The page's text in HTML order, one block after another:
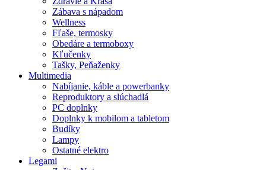
Zábava s nápadom
Wellness
Fľaše, termosky
Obedáre a termoboxy
Kľučenky
Tašky, Peňaženky
Multimedia
Nabíjanie, káble a powerbanky
Reproduktory a slúchadlá
PC doplnky
Doplnky k mobilom a tabletom
Budíky
Lampy
Ostatné elektro
Legami